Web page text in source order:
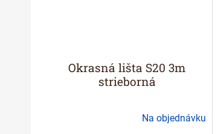
Okrasná lišta S20 3m
strieborná
Na objednávku